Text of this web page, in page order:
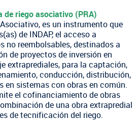
Biblioteca
riego asociativo (PRA)
es un instrumento que
de INDAP, el acceso a
no reembolsables, destinados a
de proyectos de inversión en
extraprediales, para la captación,
conducción, distribución,
en sistemas con obras en común.
el cofinanciamiento de obras
de una obra extrapredial
de tecnificación del riego.